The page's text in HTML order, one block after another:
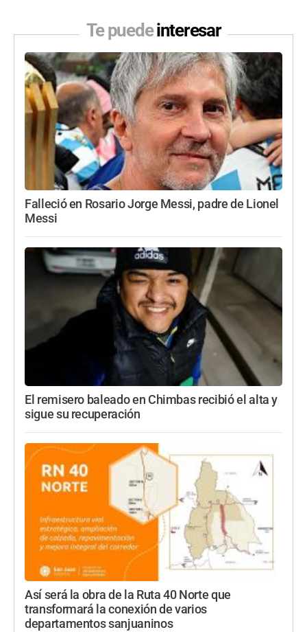
Te puedeinteresar
Falleció en Rosario Jorge Messi, padre de Lionel
Messi
El remisero baleado en Chimbas recibió el alta y
sigue su recuperación
Así será la obra de la Ruta 40 Norte que
transformará la conexión de varios
departamentos sanjuaninos